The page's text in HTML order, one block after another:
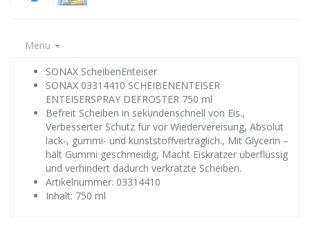
Menu
SONAX ScheibenEnteiser
SONAX 03314410 SCHEIBENENTEISER
ENTEISERSPRAY DEFROSTER 750 ml
Befreit Scheiben in sekundenschnell von Eis.,
Verbesserter Schutz für vor Wiedervereisung, Absolut
lack-, gummi- und kunststoffverträglich., Mit Glycerin –
hält Gummi geschmeidig, Macht Eiskratzer überflüssig
und verhindert dadurch verkratzte Scheiben.
Artikelnummer: 03314410
Inhalt: 750 ml